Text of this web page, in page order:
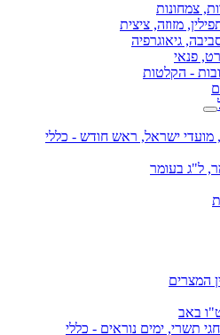
צמחונות
מזוזה, ציצית
גיאוגרפיה
פנאי
- הקלטות
מועדי ישראל, ראש חודש - כללי
ל"ג בעומר
המצרים
באב
תשרי, ימים נוראים - כללי